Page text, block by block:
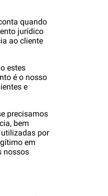
quando
jurídico
ao cliente
estes
é o nosso
e
precisamos
bem
por
em
nossos